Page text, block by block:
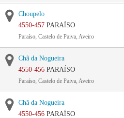
Choupelo
4550-457 PARAÍSO
Paraíso, Castelo de Paiva, Aveiro
Chã da Nogueira
4550-456 PARAÍSO
Paraíso, Castelo de Paiva, Aveiro
Chã da Nogueira
4550-456 PARAÍSO